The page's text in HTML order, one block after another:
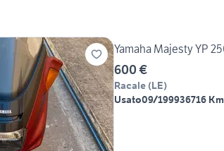
Yamaha Majesty YP
600 €
Racale (LE)
Usato09/199936716 Km